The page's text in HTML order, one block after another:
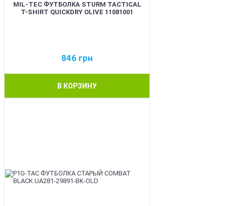
MIL-TEC ФУТБОЛКА STURM TACTICAL
T-SHIRT QUICKDRY OLIVE 11081001
846 грн
В КОРЗИНУ